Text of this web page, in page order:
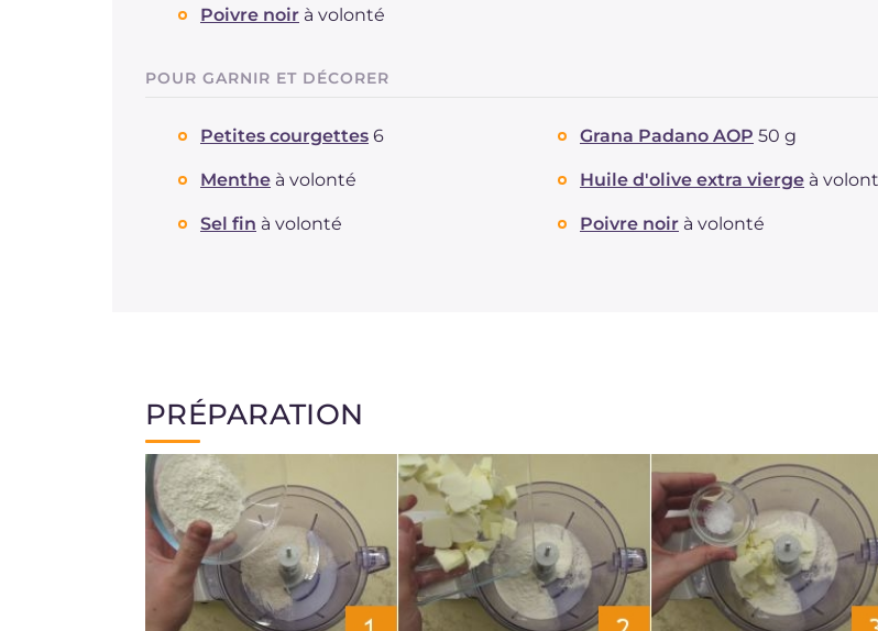
Poivre noir à volonté
POUR GARNIR ET DÉCORER
Petites courgettes 6 Grana Padano AOP 50 g
Menthe à volonté Huile d'olive extra vierge à
Sel fin à volonté Poivre noir à volonté
PRÉPARATION